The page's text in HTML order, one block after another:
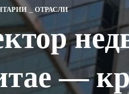
ОТРАСЛИ
—